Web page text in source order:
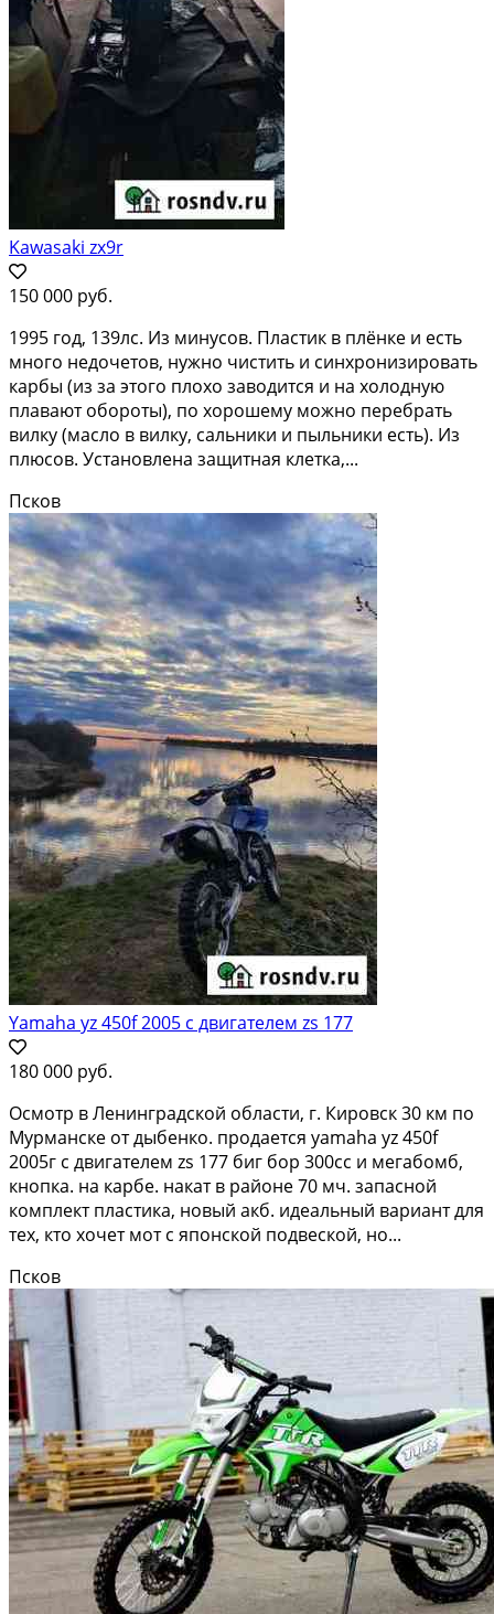
Kawasaki zx9r
150 000 руб.
1995 год, 139лс. Из минусов. Пластик в плёнке и есть
много недочетов, нужно чистить и синхронизировать
карбы (из за этого плохо заводится и на холодную
плавают обороты), по хорошему можно перебрать
вилку (масло в вилку, сальники и пыльники есть). Из
плюсов. Установлена защитная клетка,...
Псков
Yamaha yz 450f 2005 с двигателем zs 177
180 000 руб.
Осмотр в Ленинградской области, г. Кировск 30 км по
Мурманске от дыбенко. продается yamaha yz 450f
2005г с двигателем zs 177 биг бор 300сс и мегабомб,
кнопка. на карбе. накат в районе 70 мч. запасной
комплект пластика, новый акб. идеальный вариант для
тех, кто хочет мот с японской подвеской, но...
Псков